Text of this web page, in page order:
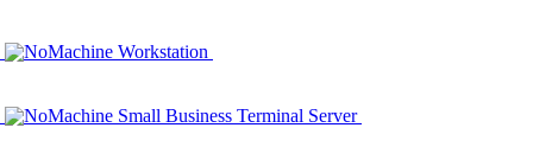
NoMachine Workstation
NoMachine Small Business Terminal Server